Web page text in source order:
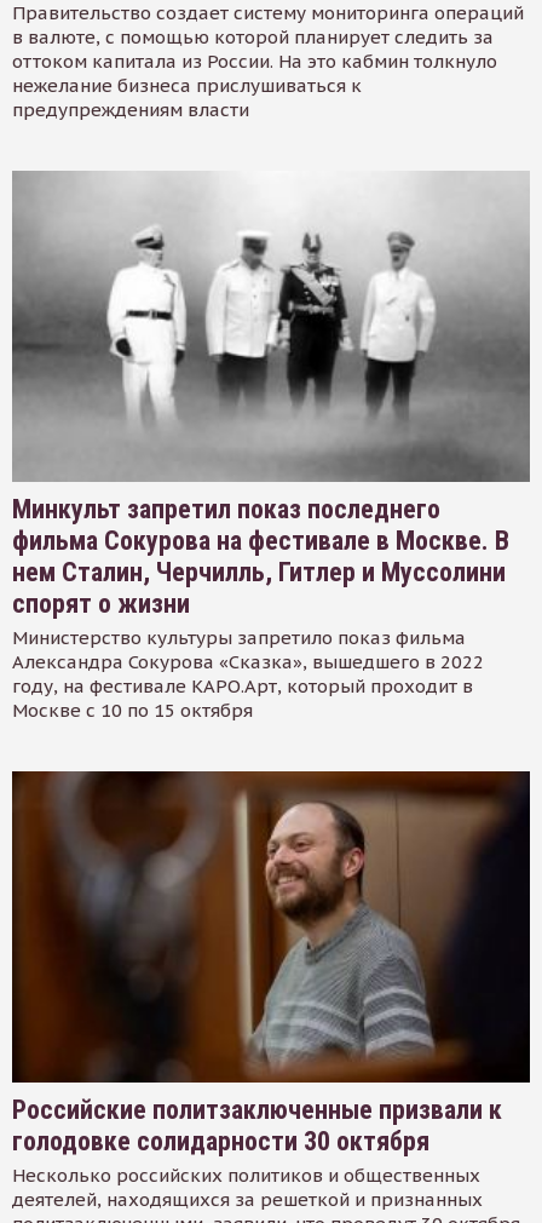
Правительство создает систему мониторинга операций
в валюте, с помощью которой планирует следить за
оттоком капитала из России. На это кабмин толкнуло
нежелание бизнеса прислушиваться к
предупреждениям власти
Минкульт запретил показ последнего
фильма Сокурова на фестивале в Москве. В
нем Сталин, Черчилль, Гитлер и Муссолини
спорят о жизни
Министерство культуры запретило показ фильма
Александра Сокурова «Сказка», вышедшего в 2022
году, на фестивале КАРО.Арт, который проходит в
Москве с 10 по 15 октября
Российские политзаключенные призвали к
голодовке солидарности 30 октября
Несколько российских политиков и общественных
деятелей, находящихся за решеткой и признанных